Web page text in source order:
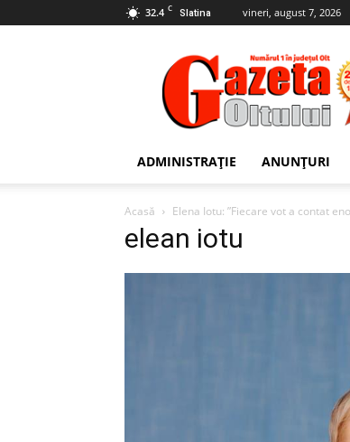
32.4 C Slatina vineri, august 7, 2026
Gazeta
Oltului
ADMINISTRAȚIE ANUNȚURI
Acasă Elena Iotu: ”Fiecare vot a contat
elean iotu